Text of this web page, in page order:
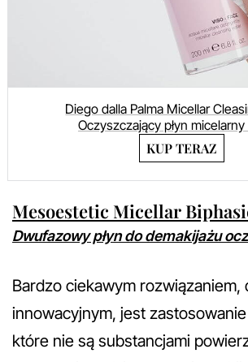
Diego dalla Palma Micellar
Oczyszczający płyn
KUP TERAZ
Mesoestetic Micellar
Dwufazowy płyn do demakijażu
Bardzo ciekawym rozwiązaniem,
innowacyjnym, jest zastosowanie
które nie są substancjami